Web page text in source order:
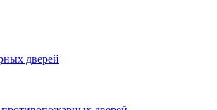
дверей